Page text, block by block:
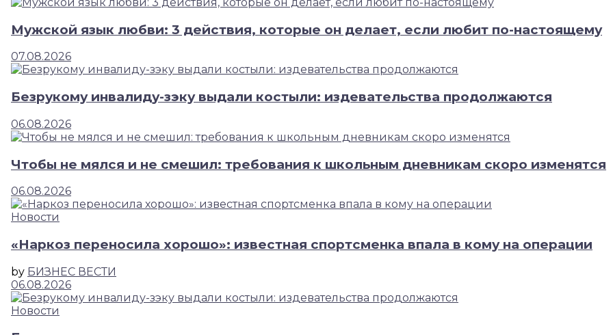
издевательства продолжаются
школьным дневникам скоро изменятся
впала в кому на операции
издевательства продолжаются
Мужской язык любви: 3 действия, которые он делает, если любит по-настоящему
07.08.2026
Безрукому инвалиду-зэку выдали костыли: издевательства продолжаются
06.08.2026
Чтобы не мялся и не смешил: требования к школьным дневникам скоро изменятся
06.08.2026
Новости
«Наркоз переносила хорошо»: известная спортсменка впала в кому на операции
by БИЗНЕС ВЕСТИ
06.08.2026
Новости